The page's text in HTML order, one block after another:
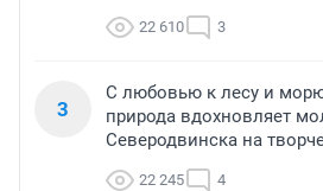
22 610 3
3
С любовью к лесу и
природа вдохновляет
Северодвинска на
22 245 4